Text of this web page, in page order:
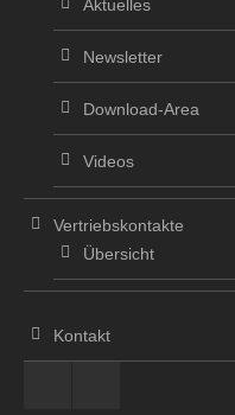
Aktuelles
Newsletter
Download-Area
Videos
Vertriebskontakte
Übersicht
Kontakt